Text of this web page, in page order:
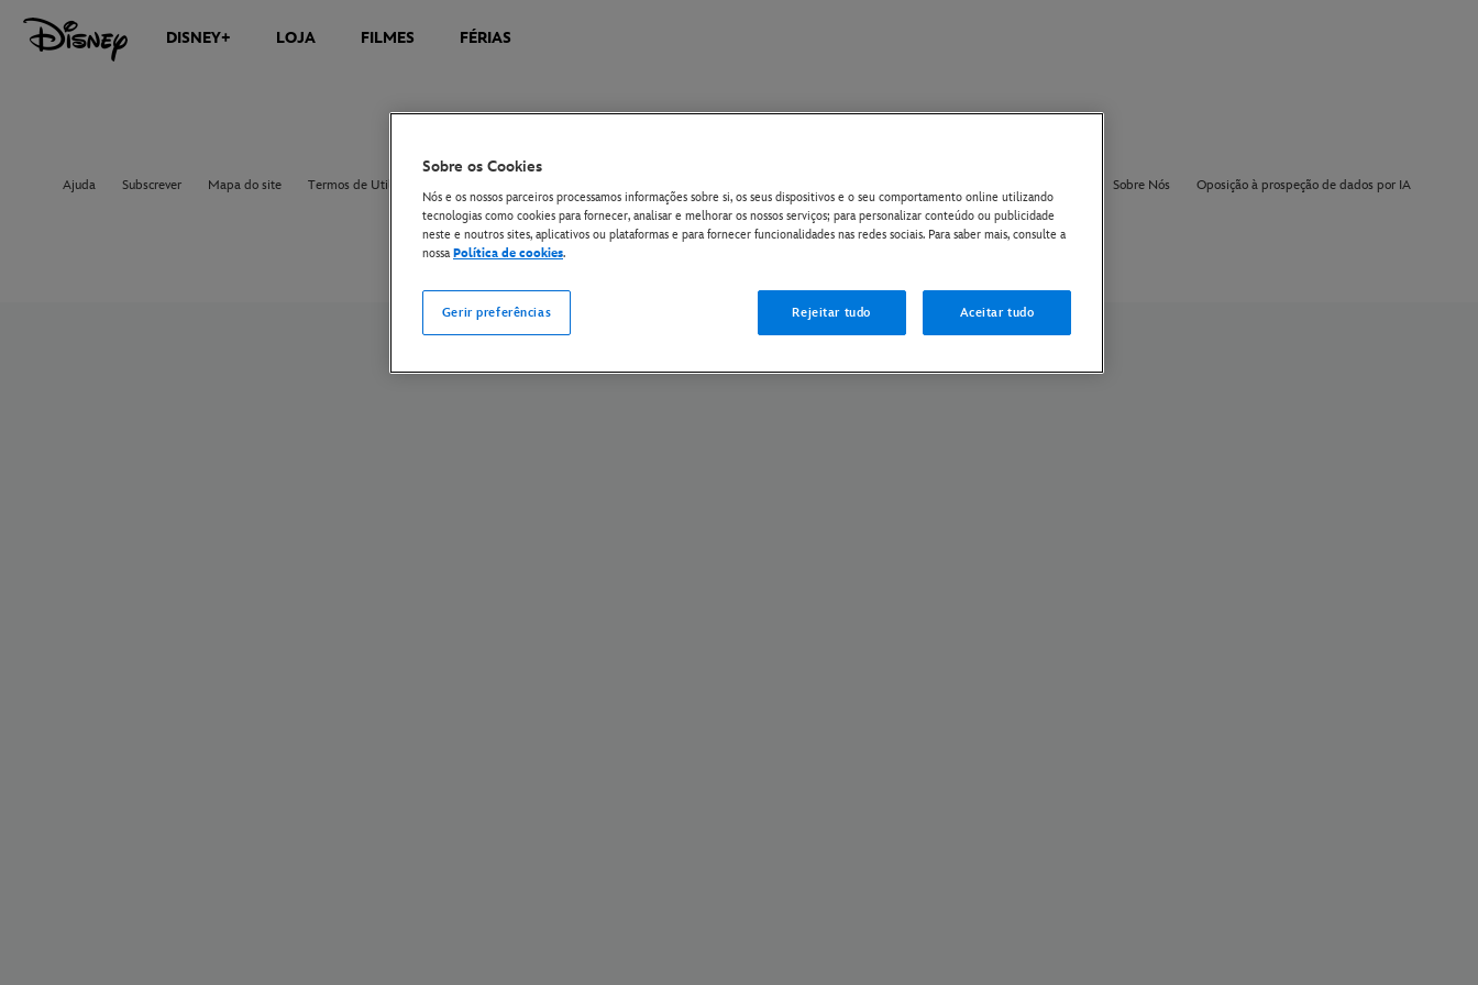
DISNEY+ LOJA FILMES FÉRIAS
Ajuda Subscrever Mapa do site Termos de Utilização Sobre Nós
Oposição à prospeção de dados por IA
The Walt Disney Company
© Disney e suas entidades relacionadas. Todos os direitos reservados.
Sobre os Cookies
Nós e os nossos parceiros processamos informações sobre si, os seus dispositivos e o seu comportamento online utilizando
tecnologias como cookies para fornecer, analisar e melhorar os nossos serviços; para personalizar conteúdo ou publicidade
neste e noutros sites, aplicativos ou plataformas e para fornecer funcionalidades nas redes sociais. Para saber mais, consulte a
nossa Política de cookies.
Gerir preferências Rejeitar tudo Aceitar tudo